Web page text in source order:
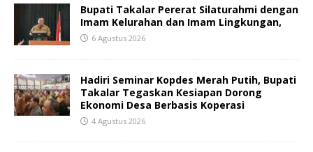
Bupati Takalar Pererat Silaturahmi dengan
Imam Kelurahan dan Imam Lingkungan,
6 Agustus 2026
Hadiri Seminar Kopdes Merah Putih, Bupati
Takalar Tegaskan Kesiapan Dorong
Ekonomi Desa Berbasis Koperasi
4 Agustus 2026